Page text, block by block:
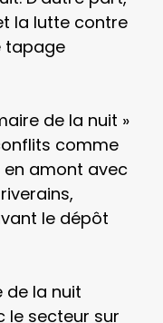
la lutte contre
tapage
de la nuit »
comme
en amont avec
le dépôt
de la nuit
le secteur sur